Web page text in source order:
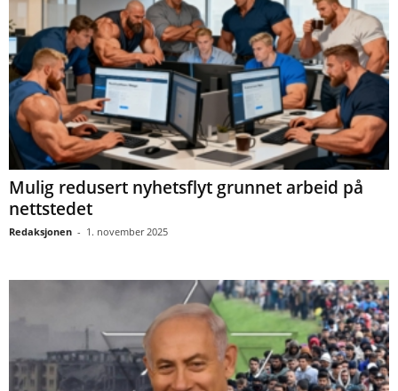
Mulig redusert nyhetsflyt grunnet arbeid på
nettstedet
Redaksjonen - 1. november 2025